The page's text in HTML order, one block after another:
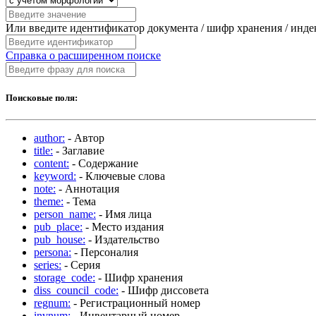
Или введите идентификатор документа / шифр хранения /
Справка о расширенном поиске
Поисковые поля:
author: - Автор
title: - Заглавие
content: - Содержание
keyword: - Ключевые слова
note: - Аннотация
theme: - Тема
person_name: - Имя лица
pub_place: - Место издания
pub_house: - Издательство
persona: - Персоналия
series: - Серия
storage_code: - Шифр хранения
diss_council_code: - Шифр диссовета
regnum: - Регистрационный номер